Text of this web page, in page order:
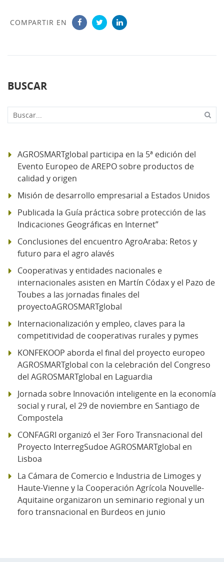
COMPARTIR EN
BUSCAR
Buscar...
AGROSMARTglobal participa en la 5ª edición del
Evento Europeo de AREPO sobre productos de
calidad y origen
Misión de desarrollo empresarial a Estados Unidos
Publicada la Guía práctica sobre protección de las
Indicaciones Geográficas en Internet”
Conclusiones del encuentro AgroAraba: Retos y
futuro para el agro alavés
Cooperativas y entidades nacionales e
internacionales asisten en Martín Códax y el Pazo de
Toubes a las jornadas finales del
proyectoAGROSMARTglobal
Internacionalización y empleo, claves para la
competitividad de cooperativas rurales y pymes
KONFEKOOP aborda el final del proyecto europeo
AGROSMARTglobal con la celebración del Congreso
del AGROSMARTglobal en Laguardia
Jornada sobre Innovación inteligente en la economía
social y rural, el 29 de noviembre en Santiago de
Compostela
CONFAGRI organizó el 3er Foro Transnacional del
Proyecto InterregSudoe AGROSMARTglobal en
Lisboa
La Cámara de Comercio e Industria de Limoges y
Haute-Vienne y la Cooperación Agrícola Nouvelle-
Aquitaine organizaron un seminario regional y un
foro transnacional en Burdeos en junio